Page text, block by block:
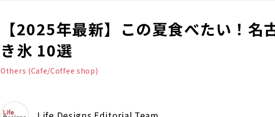
【2025年最新】この夏食べたい！名
き氷 10選
Others (Cafe/Coffee shop)